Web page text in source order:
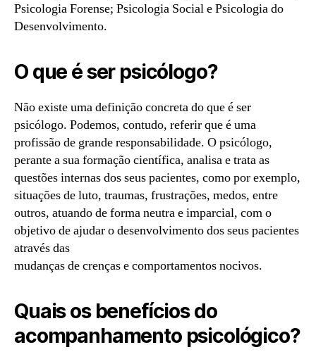
Psicologia Forense; Psicologia Social e Psicologia do
Desenvolvimento.
O que é ser psicólogo?
Não existe uma definição concreta do que é ser
psicólogo. Podemos, contudo, referir que é uma
profissão de grande responsabilidade. O psicólogo,
perante a sua formação científica, analisa e trata as
questões internas dos seus pacientes, como por exemplo,
situações de luto, traumas, frustrações, medos, entre
outros, atuando de forma neutra e imparcial, com o
objetivo de ajudar o desenvolvimento dos seus pacientes
através das
mudanças de crenças e comportamentos nocivos.
Quais os benefícios do
acompanhamento psicológico?